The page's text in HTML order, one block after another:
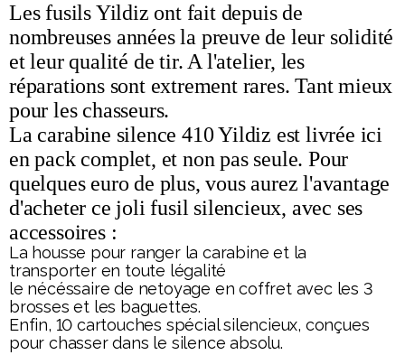
Les fusils Yildiz ont fait depuis de
nombreuses années la preuve de leur solidité
et leur qualité de tir. A l'atelier, les
réparations sont extrement rares. Tant mieux
pour les chasseurs.
La carabine silence 410 Yildiz est livrée ici
en pack complet, et non pas seule. Pour
quelques euro de plus, vous aurez l'avantage
d'acheter ce joli fusil silencieux, avec ses
accessoires :
La housse pour ranger la carabine et la
transporter en toute légalité
le nécéssaire de netoyage en coffret avec les 3
brosses et les baguettes.
Enfin, 10 cartouches spécial silencieux, conçues
pour chasser dans le silence absolu.